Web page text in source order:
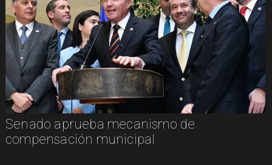
Senado aprueba mecanismo de
compensación municipal